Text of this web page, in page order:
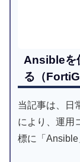
Ansibleを
る（
当記事は、日
により、運用
標に「